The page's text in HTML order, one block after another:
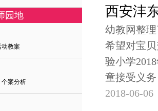
园地
教案
案分析
西安沣
幼教网整
希望对宝
验小学
童接受义务
2018-06-06